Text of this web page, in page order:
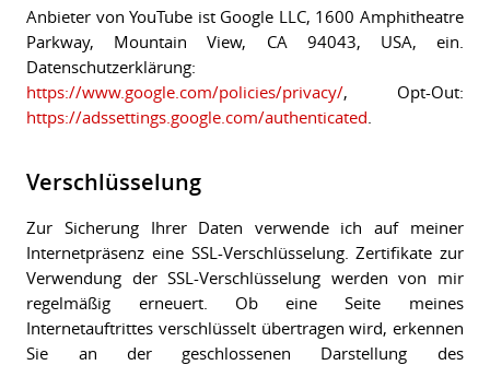
Anbieter von YouTube ist Google LLC, 1600 Amphitheatre
Parkway, Mountain View, CA 94043, USA, ein.
Datenschutzerklärung:
https://www.google.com/policies/privacy/, Opt-Out:
https://adssettings.google.com/authenticated
Verschlüsselung
Zur Sicherung Ihrer Daten verwende ich auf meiner
Internetpräsenz eine SSL-Verschlüsselung. Zertifikate zur
Verwendung der SSL-Verschlüsselung werden von mir
regelmäßig erneuert. Ob eine Seite meines
Internetauftrittes verschlüsselt übertragen wird, erkennen
Sie an der geschlossenen Darstellung des